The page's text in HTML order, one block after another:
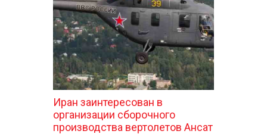
Иран заинтересован в
организации сборочного
производства вертолетов Ансат